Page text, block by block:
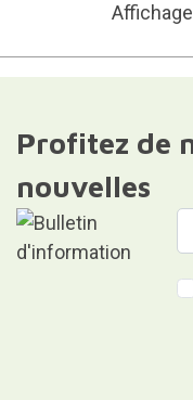
Profitez de
nouvelles